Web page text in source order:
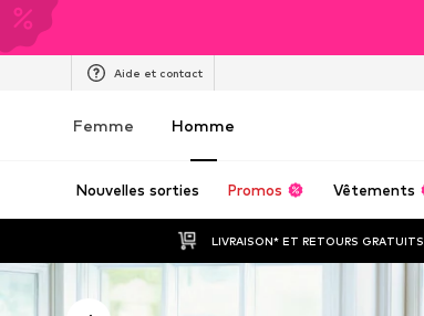
Aide et contact
Femme Homme
Nouvelles sorties Promos Vêtements
LIVRAISON* ET RETOURS GRATUITS